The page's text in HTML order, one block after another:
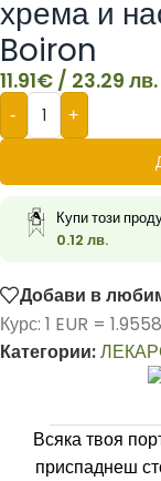
хрема и
Boiron
11.91€ / 23.29 лв.
- +
Купи този
0.12 лв.
Добави в
Курс: 1 EUR =
Категории:
Всяка твоя
приспаднеш